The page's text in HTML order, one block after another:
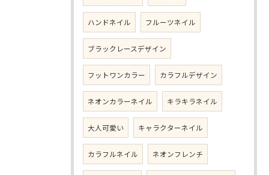
ハンドネイル フルーツネイル
ブラックレースデザイン
フットワンカラー カラフルデザイン
ネオンカラーネイル キラキラネイル
大人可愛い キャラクターネイル
カラフルネイル ネオンフレンチ